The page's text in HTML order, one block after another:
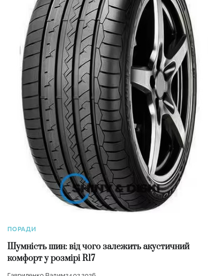
ПОРАДИ
Шумність шин: від чого залежить акустичний
комфорт у розмірі R17